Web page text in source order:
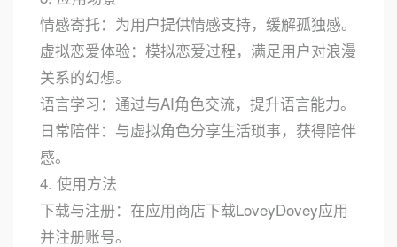
情感寄托：为用户提供情感支持，缓解孤独感。
虚拟恋爱体验：模拟恋爱过程，满足用户对浪漫
关系的幻想。
语言学习：通过与AI角色交流，提升语言能力。
日常陪伴：与虚拟角色分享生活琐事，获得陪伴
感。
4. 使用方法
下载与注册：在应用商店下载LoveyDovey应用
并注册账号。